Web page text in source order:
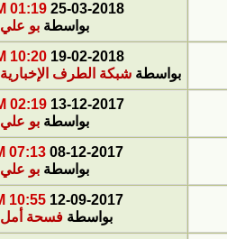
25-03-2018
01:19 AM
بواسطة بو علي
19-02-2018
10:20 AM
بواسطة شبكة الطرف الإخبارية
13-12-2017
02:19 AM
بواسطة بو علي
08-12-2017
07:13 PM
بواسطة بو علي
12-09-2017
10:55 PM
بواسطة فسحة أمل